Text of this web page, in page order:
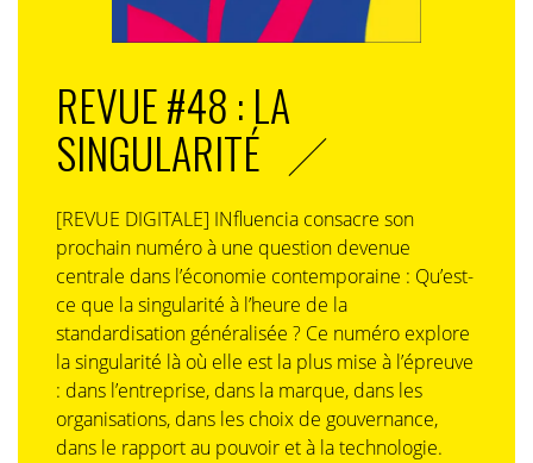
REVUE #48 : LA
SINGULARITÉ
[REVUE DIGITALE] INfluencia consacre son
prochain numéro à une question devenue
centrale dans l’économie contemporaine : Qu’est-
ce que la singularité à l’heure de la
standardisation généralisée ? Ce numéro explore
la singularité là où elle est la plus mise à l’épreuve
: dans l’entreprise, dans la marque, dans les
organisations, dans les choix de gouvernance,
dans le rapport au pouvoir et à la technologie.